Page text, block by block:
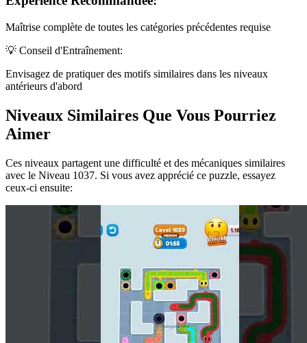
Maîtrise complète de toutes les catégories précédentes requise
💡 Conseil d'Entraînement:
Envisagez de pratiquer des motifs similaires dans les niveaux
antérieurs d'abord
Niveaux Similaires Que Vous Pourriez
Aimer
Ces niveaux partagent une difficulté et des mécaniques similaires
avec le Niveau 1037. Si vous avez apprécié ce puzzle, essayez
ceux-ci ensuite: